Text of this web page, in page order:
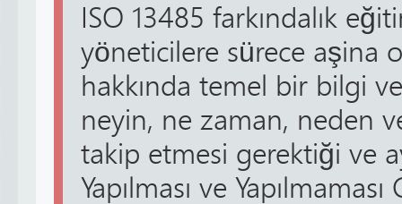
ISO 13485 farkındalık
yöneticilere sürece aşina
hakkında temel bir bilgi
neyin, ne zaman, neden
takip etmesi gerektiği ve
Yapılması ve